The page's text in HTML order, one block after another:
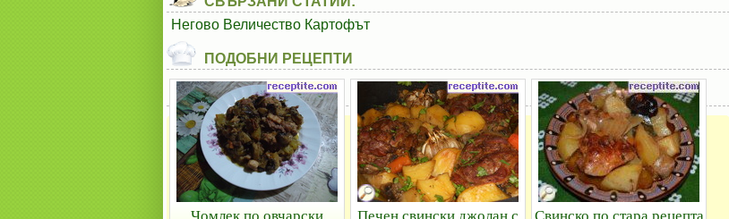
Негово Величество Картофът
ПОДОБНИ РЕЦЕПТИ